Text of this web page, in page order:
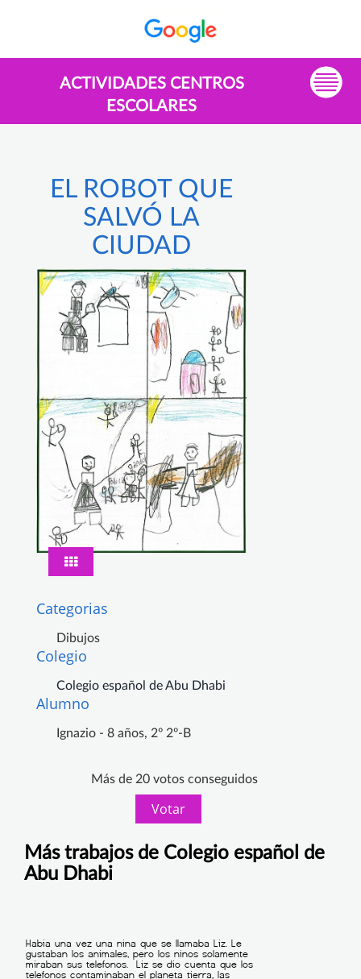
ACTIVIDADES CENTROS
ESCOLARES
EL ROBOT QUE
SALVÓ LA
CIUDAD
Categorias
Dibujos
Colegio
Colegio español de Abu Dhabi
Alumno
Ignazio - 8 años, 2º 2º-B
Más de 20 votos conseguidos
Votar
Más trabajos de Colegio español de
Abu Dhabi